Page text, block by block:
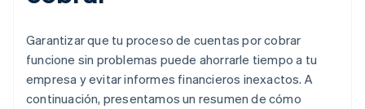
Garantizar que tu proceso de cuentas por cobrar
funcione sin problemas puede ahorrarle tiempo a tu
empresa y evitar informes financieros inexactos. A
continuación, presentamos un resumen de cómo